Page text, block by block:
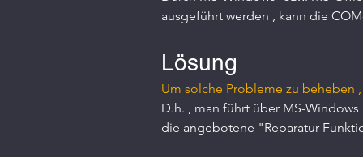
ausgeführt werden , kann die
Lösung
Um solche Probleme zu beheben
D.h. , man führt über MS-
die angebotene "Reparatur-